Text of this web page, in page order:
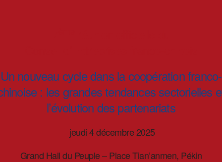
Un nouveau cycle dans la coopération franco-
: les grandes tendances sectorielles
l’évolution des partenariats
jeudi 4 décembre 2025
Grand Hall du Peuple – Place Tian’anmen, Pékin